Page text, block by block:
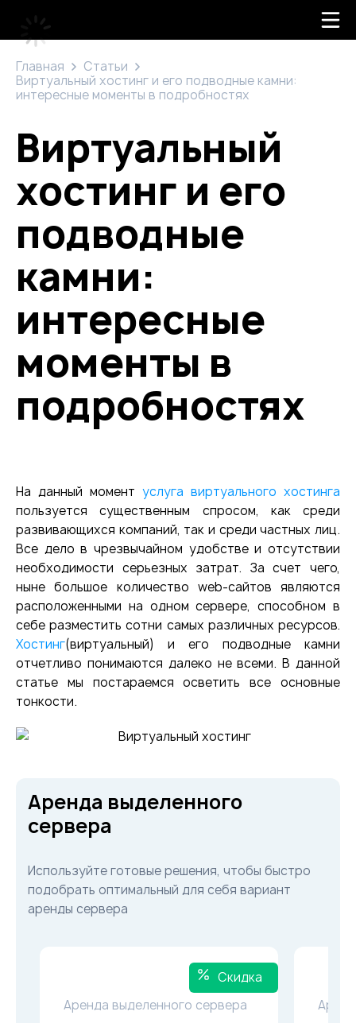
Главная
Статьи
Виртуальный хостинг и его подводные камни:
интересные моменты в подробностях
Виртуальный
хостинг и его
подводные
камни:
интересные
моменты в
подробностях
На данный момент услуга виртуального хостинга
пользуется существенным спросом, как среди
развивающихся компаний, так и среди частных лиц.
Все дело в чрезвычайном удобстве и отсутствии
необходимости серьезных затрат. За счет чего,
ныне большое количество web-сайтов являются
расположенными на одном сервере, способном в
себе разместить сотни самых различных ресурсов.
Хостинг(виртуальный) и его подводные камни
отчетливо понимаются далеко не всеми. В данной
статье мы постараемся осветить все основные
тонкости.
Аренда выделенного
сервера
Используйте готовые решения, чтобы быстро
подобрать оптимальный для себя вариант
аренды сервера
Скидка
Аренда выделенного сервера